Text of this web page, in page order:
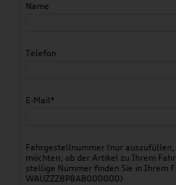
Name
Telefon
E-Mail*
Fahrgestellnummer (nur auszufüllen,
möchten, ob der Artikel zu Ihrem
stellige Nummer finden Sie in Ihrem
WAUZZZ8P8AB000000)